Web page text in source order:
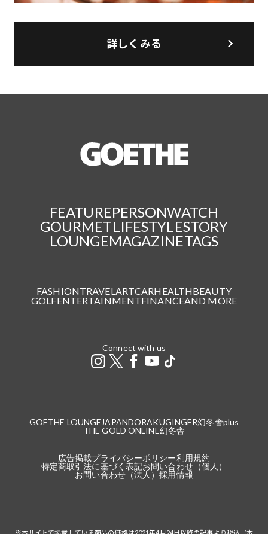
詳しくみる
FEATUREPERSONWATCH
GOURMETLIFESTYLESTORY
LOUNGEMAGAZINETAGS
FASHIONTRAVEL ARTCARHEALTHBEAUTY
GOLFENTERTAINMENTFINANCEAND MORE
Connect with us
GOETHE LOUNGE JAPANDORAKUGINGER幻冬舎plus
THE GOLD ONLINE幻冬舎
広告掲載プライバシーポリシー利用規約
特定商取引法に基づく表記お問い合わせ（個人）
お問い合わせ（法人）採用情報
※本サイトで掲載している商品の価格は2021年4月24日以降の記事より税込（本